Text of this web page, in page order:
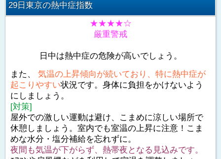
29日東京の熱中症指数
★★★★☆
厳重警戒
日中は熱中症の危険が高いでしょう。
また、 気温の上昇傾向が続いており、特に熱中症が
起こりやすい状況です。身体に負担をかけないよう
にしましょう。
[対策]
屋外での激しい運動は避け、こまめに涼しい場所で
休憩しましょう。室内でも室温の上昇に注意！こま
めな水分・塩分補給を忘れずに。
夜間も気温が下がらず、熱帯夜となる見込みです。